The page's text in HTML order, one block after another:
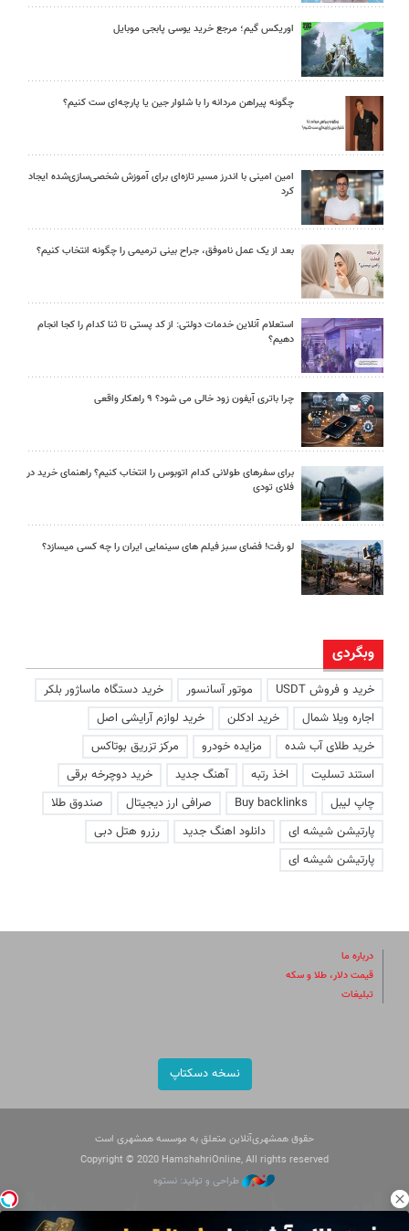
اوریکس گیم؛ مرجع خرید یوسی پابجی موبایل
چگونه پیراهن مردانه را با شلوار جین یا پارچه‌ای ست کنیم؟
امین امینی با اندرز مسیر تازه‌ای برای آموزش شخصی‌سازی‌شده ایجاد
کرد
بعد از یک عمل ناموفق، جراح بینی ترمیمی را چگونه انتخاب کنیم؟
استعلام آنلاین خدمات دولتی: از کد پستی تا ثنا کدام را کجا انجام
دهیم؟
چرا باتری آیفون زود خالی می شود؟ ۹ راهکار واقعی
برای سفرهای طولانی کدام اتوبوس را انتخاب کنیم؟ راهنمای خرید در
فلای تودی
لو رفت! فضای سبز فیلم های سینمایی ایران را چه کسی میسازد؟
وبگردی
خرید و فروش USDT موتور آسانسور
خرید دستگاه ماساژور بلکر
اجاره ویلا شمال
خرید ادکلن
خرید لوازم آرایشی اصل
خرید طلای آب شده
مزایده خودرو
مرکز تزریق بوتاکس
استند تسلیت
اخذ رتبه آهنگ جدید
خرید دوچرخه برقی
چاپ لیبل
Buy backlinks صرافی ارز دیجیتال
صندوق طلا
پارتیشن شیشه ای
دانلود اهنگ جدید
رزرو هتل دبی
پارتیشن شیشه ای
درباره ما
قیمت دلار، طلا و سکه
تبلیغات
نسخه دسکتاپ
حقوق همشهری‌آنلاین متعلق به موسسه همشهری است
Copyright © 2020 HamshahriOnline, All rights reserved
طراحی و تولید: نستوه